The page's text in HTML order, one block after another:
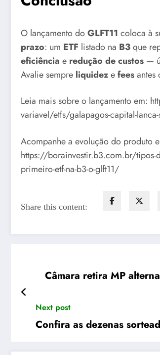
O lançamento doGLFT11 coloca à
prazo: um ETF listado na B3que
eficiência e redução de custos —
Avalie sempre liquidezefeesantes
Leia mais sobre o lançamento em:
variavel/etfs/galapagos-capital-
Acompanhe a evolução do produto
https://borainvestir.b3.com.br/tipos-
primeiro-etf-na-b3-o-glft11/
Share this content:
Câmara retira MP
Next post
Confira as dezenas